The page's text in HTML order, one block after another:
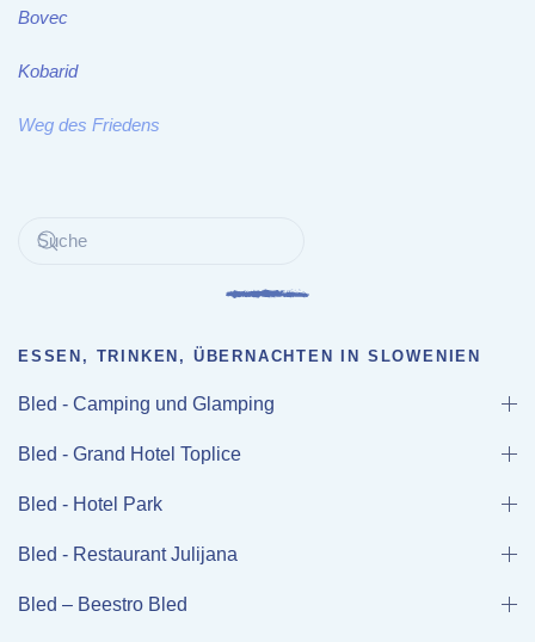
Bovec
Kobarid
Weg des Friedens
ESSEN, TRINKEN, ÜBERNACHTEN IN SLOWENIEN
Bled - Camping und Glamping
Bled - Grand Hotel Toplice
Bled - Hotel Park
Bled - Restaurant Julijana
Bled – Beestro Bled